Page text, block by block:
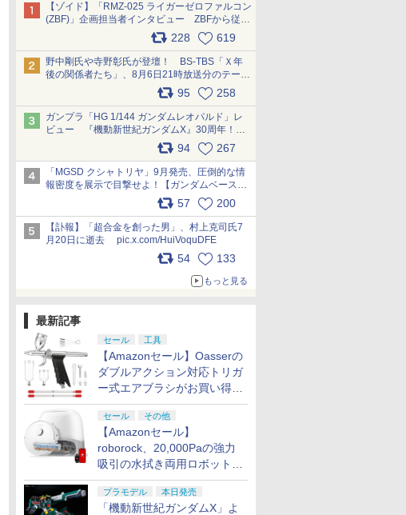
【ゾイド】「RMZ-025 ライガーゼロファルコン
(ZBF)」企画担当者インタビュー ZBFから従来
デザインまで再現可能なボリューム満点のキッ
ト pic.x.com/6zOqQAQKkX
228 619
野中剛氏や寺野彰氏が登壇！ BS-TBS「Ｘ年
後の関係者たち」、8月6日21時放送分のテーマ
は「超合金」！ pic.x.com/uWyt1uyuFm
95 258
ガンプラ「HG 1/144 ガンダムレオパルド」レ
ビュー 『機動新世紀ガンダムX』30周年！イ
ンナーアームガトリングの変形機構まで再現し
最新フォーマットでキット化！
pic.x.com/nszPIDTpbg
94 267
「MGSD クシャトリヤ」9月発売、圧倒的な情
報密度を展示で目撃せよ！【ガンダムベース撮
り下ろし】 pic.x.com/3rPjsfk7qZ
57 200
【訃報】「超合金を創った男」、村上克司氏7
月20日に逝去 pic.x.com/HuiVoquDFE
54 133
もっと見る
最新記事
セール 工具
【Amazonセール】Oasserの
ダブルアクション対応トリガ
ー式エアブラシがお買い得価
格で登場！
セール その他
【Amazonセール】
roborock、20,000Paの強力
吸引の水拭き両用ロボット掃
除機「Qrevo Curv 2 Flow」
がお買い得！
プラモデル 本日発売
「機動新世紀ガンダムX」よ